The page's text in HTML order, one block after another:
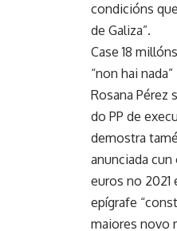
condicións
de Galiza”.
Case 18
“non hai nada”
Rosana Pérez
do PP de
demostra
anunciada
euros no 2021
epígrafe
maiores novo